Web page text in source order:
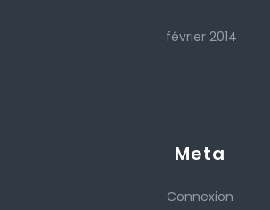
février 2014
Meta
Connexion